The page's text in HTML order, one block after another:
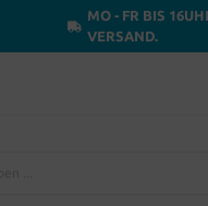
MO - FR BIS
VERSAND.